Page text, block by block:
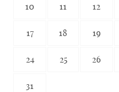
10 11 12
17 18 19
24 25 26
31